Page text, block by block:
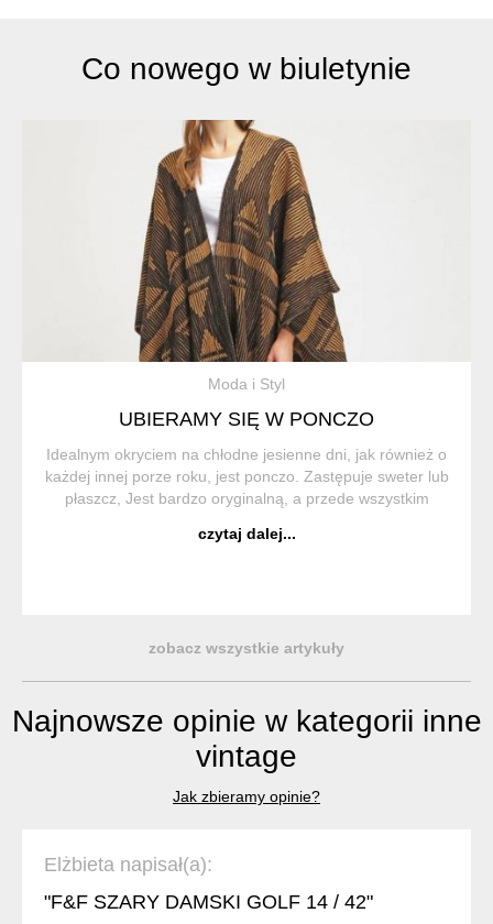
Co nowego w biuletynie
Moda i Styl
UBIERAMY SIĘ W PONCZO
Idealnym okryciem na chłodne jesienne dni, jak również o
każdej innej porze roku, jest ponczo. Zastępuje sweter lub
płaszcz, Jest bardzo oryginalną, a przede wszystkim
Poncho) to trad...
czytaj dalej...
zobacz wszystkie artykuły
Najnowsze opinie w kategorii inne
vintage
Jak zbieramy opinie?
Elżbieta napisał(a):
"F&F SZARY DAMSKI GOLF 14 / 42"